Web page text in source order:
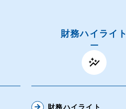
財務ハイライト
auto_graph
arrow_forward 財務ハイライト